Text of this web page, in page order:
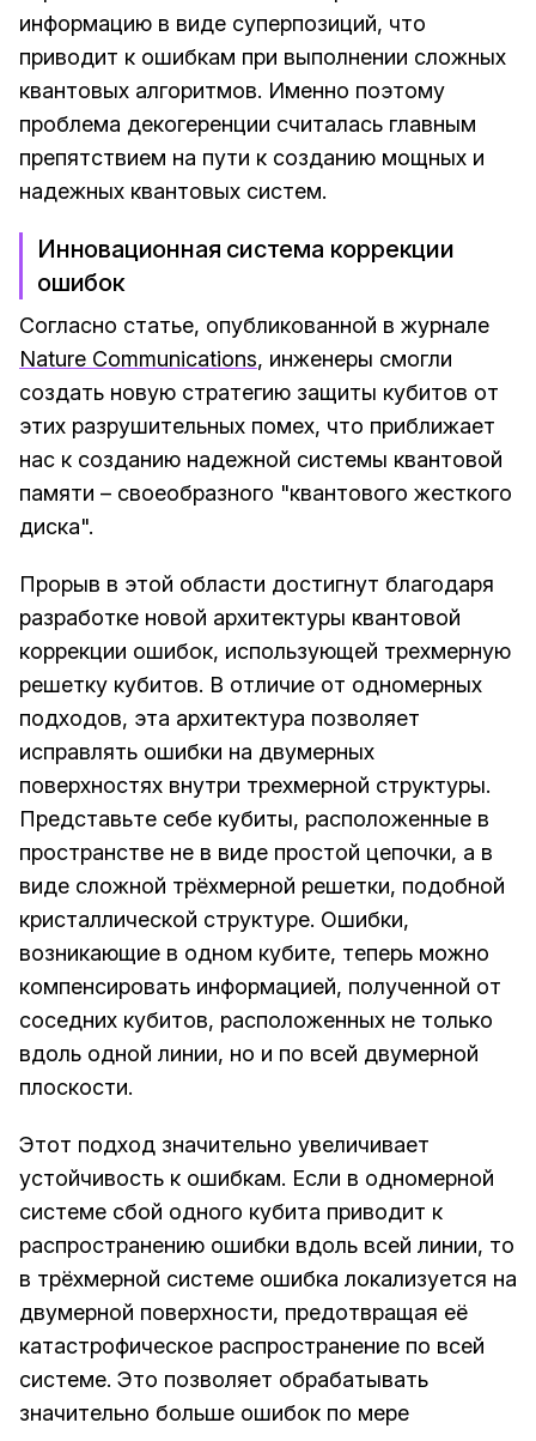
информацию в виде суперпозиций, что
приводит к ошибкам при выполнении сложных
квантовых алгоритмов. Именно поэтому
проблема декогеренции считалась главным
препятствием на пути к созданию мощных и
надежных квантовых систем.
Инновационная система коррекции
ошибок
Согласно статье, опубликованной в журнале
Nature Communications, инженеры смогли
создать новую стратегию защиты кубитов от
этих разрушительных помех, что приближает
нас к созданию надежной системы квантовой
памяти – своеобразного "квантового жесткого
диска".
Прорыв в этой области достигнут благодаря
разработке новой архитектуры квантовой
коррекции ошибок, использующей трехмерную
решетку кубитов. В отличие от одномерных
подходов, эта архитектура позволяет
исправлять ошибки на двумерных
поверхностях внутри трехмерной структуры.
Представьте себе кубиты, расположенные в
пространстве не в виде простой цепочки, а в
виде сложной трёхмерной решетки, подобной
кристаллической структуре. Ошибки,
возникающие в одном кубите, теперь можно
компенсировать информацией, полученной от
соседних кубитов, расположенных не только
вдоль одной линии, но и по всей двумерной
плоскости.
Этот подход значительно увеличивает
устойчивость к ошибкам. Если в одномерной
системе сбой одного кубита приводит к
распространению ошибки вдоль всей линии, то
в трёхмерной системе ошибка локализуется на
двумерной поверхности, предотвращая её
катастрофическое распространение по всей
системе. Это позволяет обрабатывать
значительно больше ошибок по мере